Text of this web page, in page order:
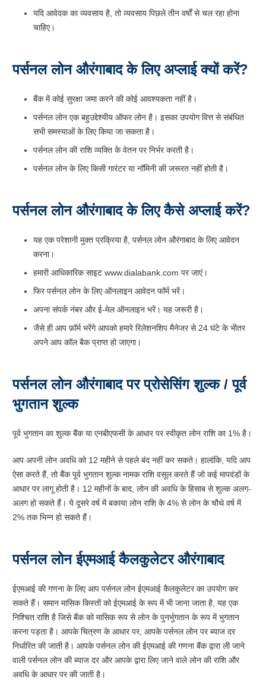
यदि आवेदक का व्यवसाय है, तो व्यवसाय पिछले तीन वर्षों से चल रहा होना
चाहिए।
पर्सनल लोन औरंगाबाद के लिए अप्लाई क्यों करें?
बैंक में कोई सुरक्षा जमा करने की कोई आवश्यकता नहीं है।
पर्सनल लोन एक बहुउद्देश्यीय ऑफर लोन है। इसका उपयोग वित्त से संबंधित
सभी समस्याओं के लिए किया जा सकता है।
पर्सनल लोन की राशि व्यक्ति के वेतन पर निर्भर करती है।
पर्सनल लोन के लिए किसी गारंटर या नॉमिनी की जरूरत नहीं होती है।
पर्सनल लोन औरंगाबाद के लिए कैसे अप्लाई करें?
यह एक परेशानी मुक्त प्रक्रिया है, पर्सनल लोन औरंगाबाद के लिए आवेदन
करना।
हमारी आधिकारिक साइट www.dialabank.com पर जाएं।
फिर पर्सनल लोन के लिए ऑनलाइन आवेदन फॉर्म भरें।
अपना संपर्क नंबर और ई-मेल ऑनलाइन भरें। यह जरूरी है।
जैसे ही आप फ़ॉर्म भरेंगे आपको हमारे रिलेशनशिप मैनेजर से 24 घंटे के भीतर
अपने आप कॉल बैक प्राप्त हो जाएगा।
पर्सनल लोन औरंगाबाद पर प्रोसेसिंग शुल्क / पूर्व
भुगतान शुल्क
पूर्व भुगतान का शुल्क बैंक या एनबीएफसी के आधार पर स्वीकृत लोन राशि का 1% है।
आप अपनी लोन अवधि को 12 महीने से पहले बंद नहीं कर सकते। हालांकि, यदि आप
ऐसा करते हैं, तो बैंक पूर्व भुगतान शुल्क नामक राशि वसूल करते हैं जो कई मापदंडों के
आधार पर लागू होती है। 12 महीनों के बाद, लोन की अवधि के हिसाब से शुल्क अलग-
अलग हो सकते हैं। ये दूसरे वर्ष में बकाया लोन राशि के 4% से लोन के चौथे वर्ष में
2% तक भिन्न हो सकते हैं।
पर्सनल लोन ईएमआई कैलकुलेटर औरंगाबाद
ईएमआई की गणना के लिए आप पर्सनल लोन ईएमआई कैलकुलेटर का उपयोग कर
सकते हैं। समान मासिक किस्तों को ईएमआई के रूप में भी जाना जाता है, यह एक
निश्चित राशि है जिसे बैंक को मासिक रूप से लोन के पुनर्भुगतान के रूप में भुगतान
करना पड़ता है। आपके चित्रण के आधार पर, आपके पर्सनल लोन पर ब्याज दर
निर्धारित की जाती है। आपके पर्सनल लोन की ईएमआई की गणना बैंक द्वारा ली जाने
वाली पर्सनल लोन की ब्याज दर और आपके द्वारा लिए जाने वाले लोन की राशि और
अवधि के आधार पर की जाती है।